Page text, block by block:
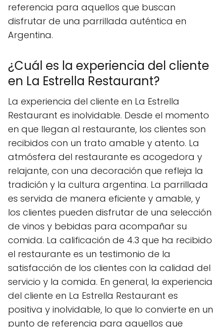
referencia para aquellos que buscan
disfrutar de una parrillada auténtica en
Argentina.
¿Cuál es la experiencia del cliente
en La Estrella Restaurant?
La experiencia del cliente en La Estrella
Restaurant es inolvidable. Desde el momento
en que llegan al restaurante, los clientes son
recibidos con un trato amable y atento. La
atmósfera del restaurante es acogedora y
relajante, con una decoración que refleja la
tradición y la cultura argentina. La parrillada
es servida de manera eficiente y amable, y
los clientes pueden disfrutar de una selección
de vinos y bebidas para acompañar su
comida. La calificación de 4.3 que ha recibido
el restaurante es un testimonio de la
satisfacción de los clientes con la calidad del
servicio y la comida. En general, la experiencia
del cliente en La Estrella Restaurant es
positiva y inolvidable, lo que lo convierte en un
punto de referencia para aquellos que